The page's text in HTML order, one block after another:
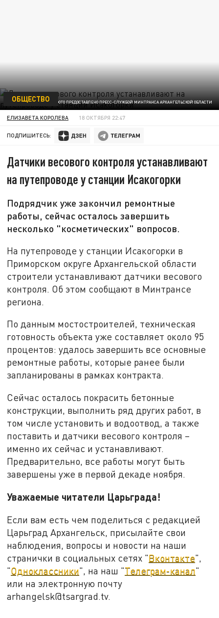
ФОТО ПРЕДОСТАВЛЕНО ПРЕСС-СЛУЖБОЙ МИНТРАНСА АРХАНГЕЛЬСКОЙ ОБЛАСТИ
ОБЩЕСТВО
ЕЛИЗАВЕТА КОРОЛЕВА 18 ОКТЯБРЯ 22:47
ПОДПИШИТЕСЬ:
Датчики весового контроля устанавливают
на путепроводе у станции Исакогорки
Подрядчик уже закончил ремонтные
работы, сейчас осталось завершить
несколько "косметических" вопросов.
На путепроводе у станции Исакогорки в
Приморском округе Архангельской области
строители устанавливают датчики весового
контроля. Об этом сообщают в Минтрансе
региона.
По данным мостостроителей, техническая
готовность объекта уже составляет около 95
процентов: удалось завершить все основные
ремонтные работы, которые ранее были
запланированы в рамках контракта.
Сейчас осталось покрасить бетонные
конструкции, выполнить ряд других работ, в
том числе установить и водоотвод, а также
поставить и датчики весового контроля –
именно их сейчас и устанавливают.
Предварительно, все работы могут быть
завершены уже в первой декаде ноября.
Уважаемые читатели Царьграда!
Если вам есть чем поделиться с редакцией
Царьград Архангельск, присылайте свои
наблюдения, вопросы и новости на наши
странички в социальных сетях "Вконтакте",
"Одноклассники", на наш "Телеграм-канал"
или на электронную почту
arhangelsk@tsargrad.tv.